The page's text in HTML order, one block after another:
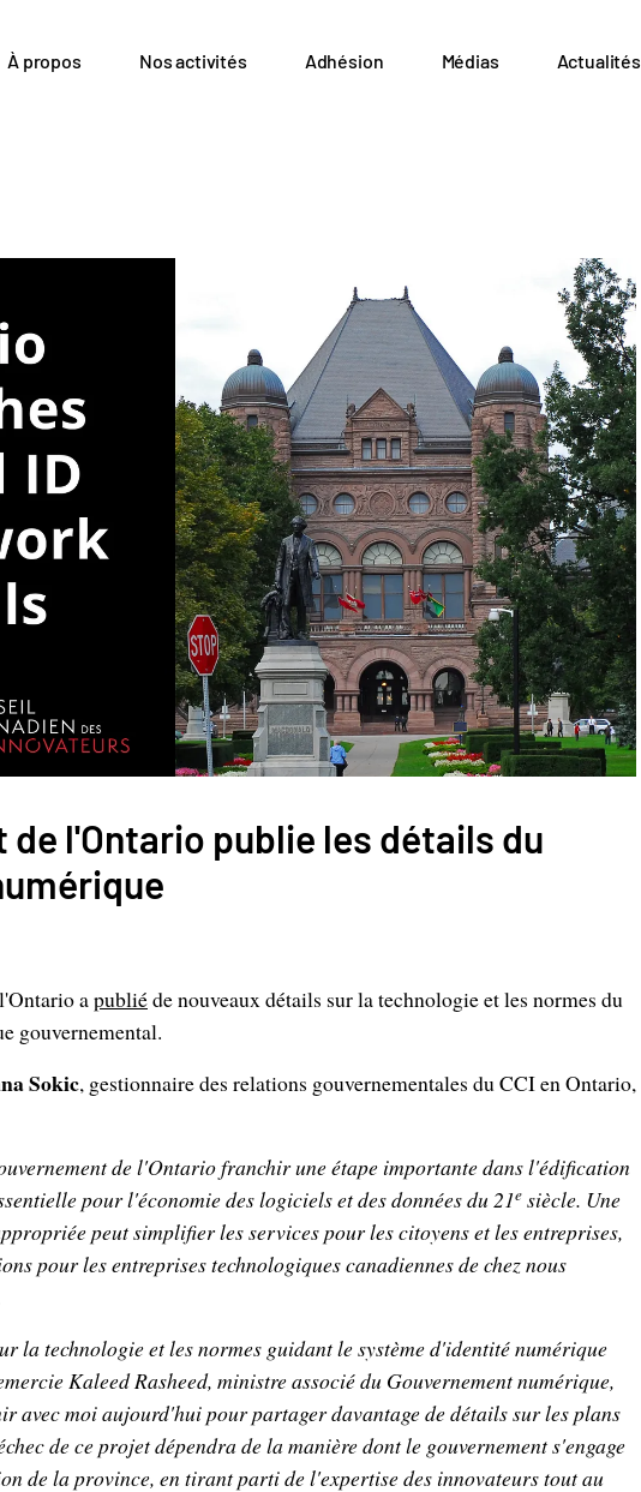
À propos Nos activités Adhésion Médias Actualités
de l'Ontario publie les détails du
apubliéde nouveaux détails sur la technologie et les normes du
gouvernemental.
Sokic, gestionnaire des relations gouvernementales du CCI en Ontario,
de l'Ontario franchir une étape importante dans l'édification
pour l'économie des logiciels et des données du 21e siècle. Une
peut simplifier les services pour les citoyens et les entreprises,
pour les entreprises technologiques canadiennes de chez nous
la technologie et les normes guidant le système d'identité numérique
Kaleed Rasheed, ministre associé du Gouvernement numérique,
avec moi aujourd'hui pour partager davantage de détails sur les plans
de ce projet dépendra de la manière dont le gouvernement s'engage
de la province, en tirant parti de l'expertise des innovateurs tout au